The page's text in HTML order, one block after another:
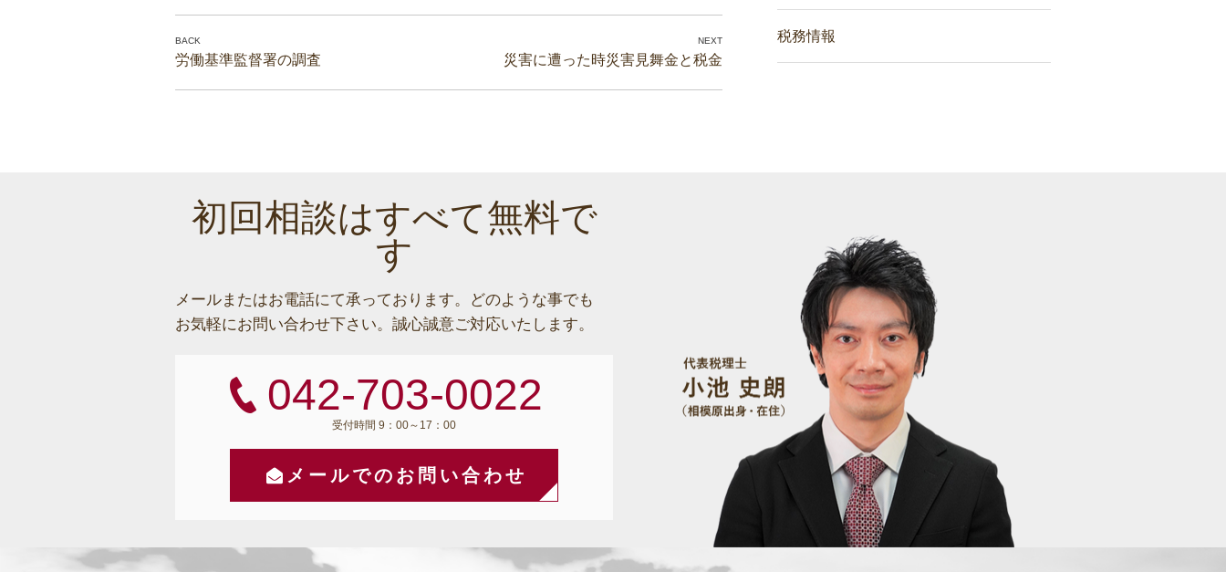
労働基準監督署の調査 災害に遭った時災害見舞金と税金
税務情報
初回相談はすべて無料で
す
メールまたはお電話にて承っております。
どのような事でも
お気軽にお問い合わせ下さい。 誠心誠意ご対応いたします。
042-703-0022
受付時間 9：00～17：00
メールでのお問い合わせ